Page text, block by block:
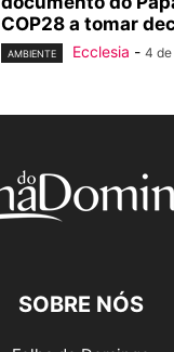
COP28 a tomar
AMBIENTE Ecclesia - 4
SOBRE NÓS